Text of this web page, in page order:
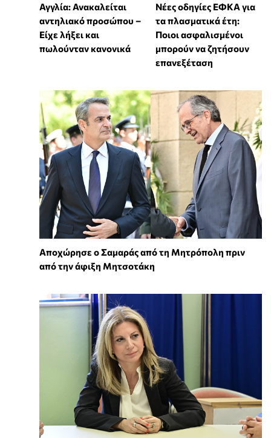
Αγγλία: Ανακαλείται
αντηλιακό προσώπου –
Είχε λήξει και
πωλούνταν κανονικά
Νέες οδηγίες ΕΦΚΑ για
τα πλασματικά έτη:
Ποιοι ασφαλισμένοι
μπορούν να ζητήσουν
επανεξέταση
Αποχώρησε ο Σαμαράς από τη Μητρόπολη πριν
από την άφιξη Μητσοτάκη